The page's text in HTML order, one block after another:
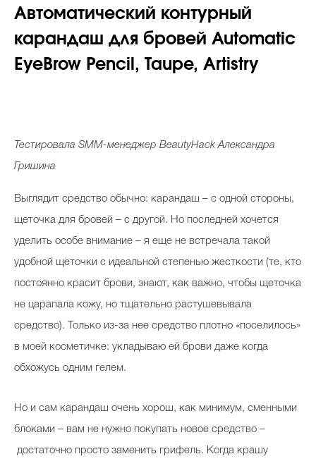
Автоматический контурный
карандаш для бровей Automatic
EyeBrow Pencil , Taupe, Artistry
Тестировала SMM-менеджер BeautyHack Александра
Гришина
Выглядит средство обычно: карандаш – с одной стороны,
щеточка для бровей – с другой. Но последней хочется
уделить особе внимание – я еще не встречала такой
удобной щеточки с идеальной степенью жесткости (те, кто
постоянно красит брови, знают, как важно, чтобы щеточка
не царапала кожу, но тщательно растушевывала
средство). Только из-за нее средство плотно «поселилось»
в моей косметичке: укладываю ей брови даже когда
обхожусь одним гелем.
Но и сам карандаш очень хорош, как минимум, сменными
блоками – вам не нужно покупать новое средство –
достаточно просто заменить грифель. Когда крашу